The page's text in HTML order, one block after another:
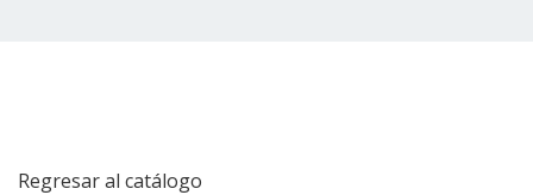
Regresar al catálogo